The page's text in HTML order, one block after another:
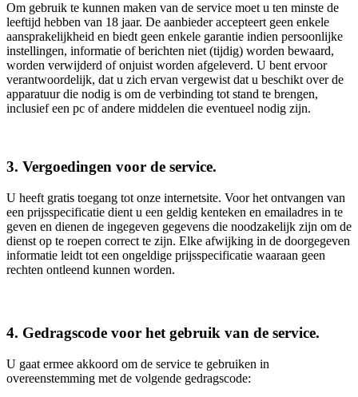
Om gebruik te kunnen maken van de service moet u ten minste de
leeftijd hebben van 18 jaar. De aanbieder accepteert geen enkele
aansprakelijkheid en biedt geen enkele garantie indien persoonlijke
instellingen, informatie of berichten niet (tijdig) worden bewaard,
worden verwijderd of onjuist worden afgeleverd. U bent ervoor
verantwoordelijk, dat u zich ervan vergewist dat u beschikt over de
apparatuur die nodig is om de verbinding tot stand te brengen,
inclusief een pc of andere middelen die eventueel nodig zijn.
3. Vergoedingen voor de service.
U heeft gratis toegang tot onze internetsite. Voor het ontvangen van
een prijsspecificatie dient u een geldig kenteken en emailadres in te
geven en dienen de ingegeven gegevens die noodzakelijk zijn om de
dienst op te roepen correct te zijn. Elke afwijking in de doorgegeven
informatie leidt tot een ongeldige prijsspecificatie waaraan geen
rechten ontleend kunnen worden.
4. Gedragscode voor het gebruik van de service.
U gaat ermee akkoord om de service te gebruiken in
overeenstemming met de volgende gedragscode: